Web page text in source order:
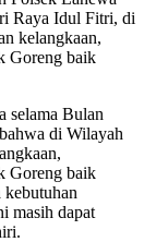
Raya Idul Fitri, di
kelangkaan,
Goreng baik
selama Bulan
di Wilayah
Goreng baik
kebutuhan
masih dapat